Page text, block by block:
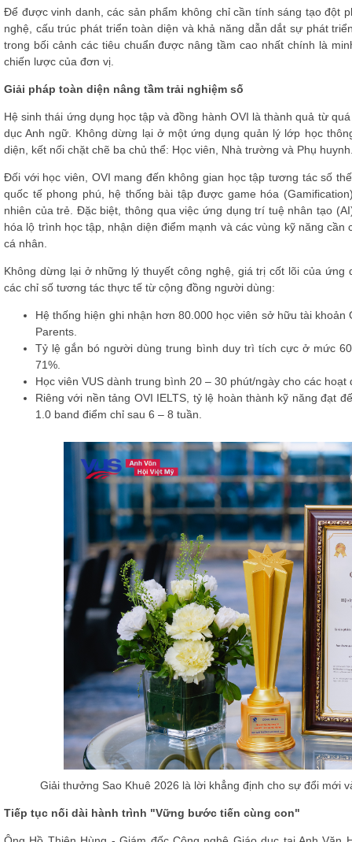
Để được vinh danh, các sản phẩm không chỉ cần tính sáng tạo đột
nghệ, cấu trúc phát triển toàn diện và khả năng dẫn dắt sự phát
trong bối cảnh các tiêu chuẩn được nâng tầm cao nhất chính là
chiến lược của đơn vị.
Giải pháp toàn diện nâng tầm trải nghiệm số
Hệ sinh thái ứng dụng học tập và đồng hành OVI là thành quả từ
dục Anh ngữ. Không dừng lại ở một ứng dụng quản lý lớp học
diện, kết nối chặt chẽ ba chủ thể: Học viên, Nhà trường và Phụ
Đối với học viên, OVI mang đến không gian học tập tương tác số
quốc tế phong phú, hệ thống bài tập được game hóa
nhiên của trẻ. Đặc biệt, thông qua việc ứng dụng trí tuệ nhân tạo
hóa lộ trình học tập, nhận diện điểm mạnh và các vùng kỹ năng
cá nhân.
Không dừng lại ở những lý thuyết công nghệ, giá trị cốt lõi của
các chỉ số tương tác thực tế từ cộng đồng người dùng:
Hệ thống hiện ghi nhận hơn 80.000 học viên sở hữu tài
Parents.
Tỷ lệ gắn bó người dùng trung bình duy trì tích cực ở mức
71%.
Học viên VUS dành trung bình 20 – 30 phút/ngày cho các
Riêng với nền tảng OVI IELTS, tỷ lệ hoàn thành kỹ năng đạt
1.0 band điểm chỉ sau 6 – 8 tuần.
Giải thưởng Sao Khuê 2026 là lời khẳng định cho sự đổi mới
Tiếp tục nối dài hành trình "Vững bước tiến cùng con"